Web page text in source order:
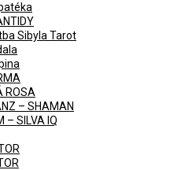
Sibyla Tarot
ROSA
– SHAMAN
– SILVA IQ